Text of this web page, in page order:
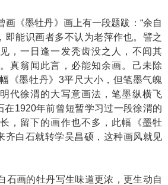
《墨牡丹》画上有一段题跋：“余自
即能识画者多不认为老萍作也。譬之
，一日逢一发秃齿没之人，不闻其
真翁闻此言，必能知余画。己未除
《墨牡丹》3平尺大小，但笔墨气魄
代徐渭的大写意画法，笔墨纵横飞
在1920年前曾短暂学习过一段徐渭的
，留下的画作也不多，此幅《墨牡
齐白石就转学吴昌硕，这种画风就见
画的牡丹写生味道更浓，更生动自